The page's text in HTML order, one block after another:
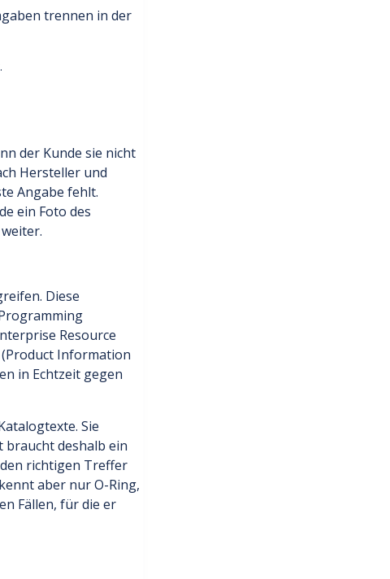
trennen in der
der Kunde sie nicht
Hersteller und
Angabe fehlt.
ein Foto des
Diese
Resource
Information
in Echtzeit gegen
Sie
braucht deshalb ein
richtigen Treffer
aber nur O-Ring,
Fällen, für die er